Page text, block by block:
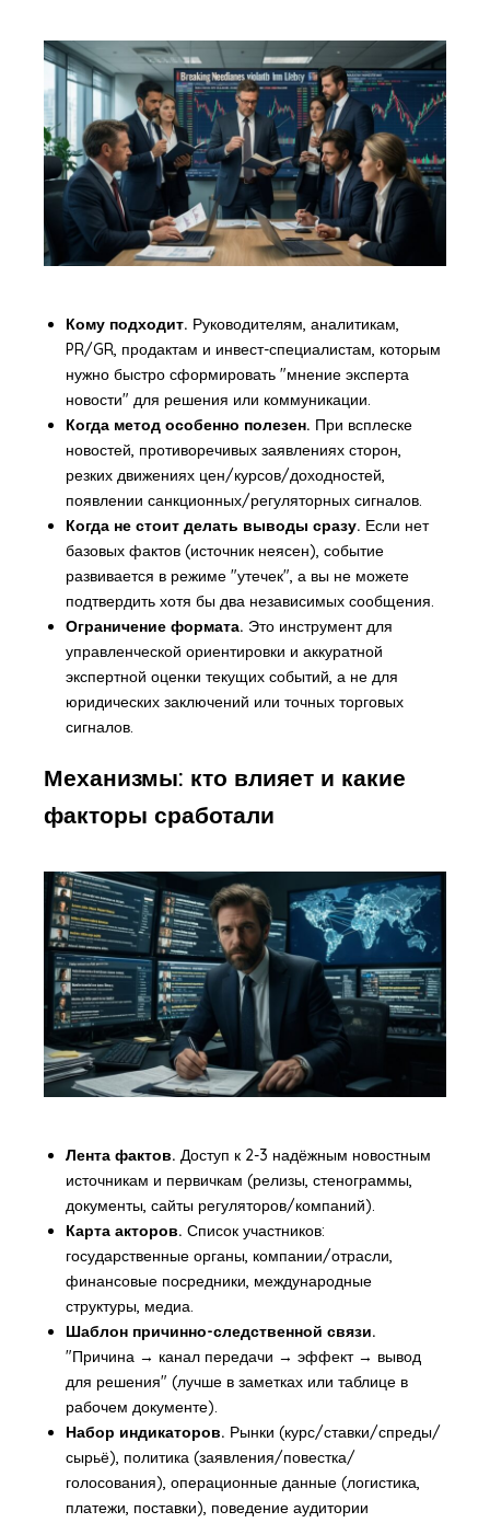
Кому подходит. Руководителям, аналитикам,
PR/GR, продактам и инвест-специалистам, которым
нужно быстро сформировать "мнение эксперта
новости" для решения или коммуникации.
Когда метод особенно полезен. При всплеске
новостей, противоречивых заявлениях сторон,
резких движениях цен/курсов/доходностей,
появлении санкционных/регуляторных сигналов.
Когда не стоит делать выводы сразу. Если нет
базовых фактов (источник неясен), событие
развивается в режиме "утечек", а вы не можете
подтвердить хотя бы два независимых сообщения.
Ограничение формата. Это инструмент для
управленческой ориентировки и аккуратной
экспертной оценки текущих событий, а не для
юридических заключений или точных торговых
сигналов.
Механизмы: кто влияет и какие
факторы сработали
Лента фактов. Доступ к 2-3 надёжным новостным
источникам и первичкам (релизы, стенограммы,
документы, сайты регуляторов/компаний).
Карта акторов. Список участников:
государственные органы, компании/отрасли,
финансовые посредники, международные
структуры, медиа.
Шаблон причинно-следственной связи.
"Причина → канал передачи → эффект → вывод
для решения" (лучше в заметках или таблице в
рабочем документе).
Набор индикаторов. Рынки (курс/ставки/спреды/
сырьё), политика (заявления/повестка/
голосования), операционные данные (логистика,
платежи, поставки), поведение аудитории